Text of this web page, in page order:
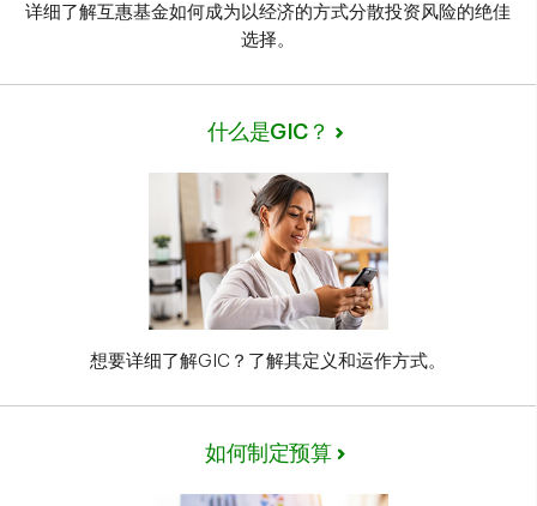
详细了解互惠基金如何成为以经济的方式分散投资风险的绝佳
选择。
什么是GIC？
想要详细了解GIC？了解其定义和运作方式。
如何制定预算